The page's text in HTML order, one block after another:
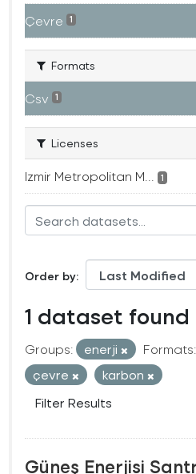
Çevre 1
Formats
Csv 1
Licenses
Izmir Metropolitan M... 1
Order by
1 dataset found
Groups: enerji Formats:
çevre
karbon
Filter Results
Güneş Enerjisi